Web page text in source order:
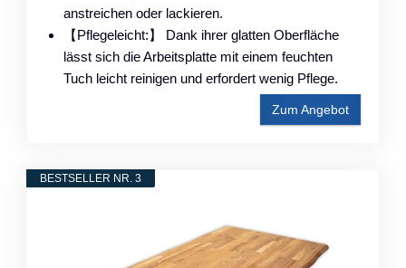
anstreichen oder lackieren.
【Pflegeleicht:】 Dank ihrer glatten Oberfläche
lässt sich die Arbeitsplatte mit einem feuchten
Tuch leicht reinigen und erfordert wenig Pflege.
Zum Angebot
BESTSELLER NR. 3